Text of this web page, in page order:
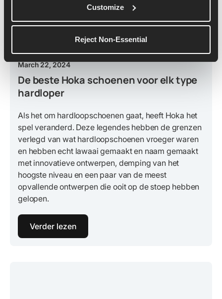
Customize
Reject Non-Essential
March 22, 2024
De beste Hoka schoenen voor elk type
hardloper
Als het om hardloopschoenen gaat, heeft Hoka het
spel veranderd. Deze legendes hebben de grenzen
verlegd van wat hardloopschoenen vroeger waren
en hebben echt lawaai gemaakt en naam gemaakt
met innovatieve ontwerpen, demping van het
hoogste niveau en een paar van de meest
opvallende ontwerpen die ooit op de stoep hebben
gelopen.
Verder lezen